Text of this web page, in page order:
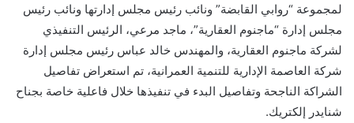
لمجموعة “روابي القابضة” ونائب رئيس مجلس إدارتها ونائب رئيس
مجلس إدارة “ماجنوم العقارية”، ماجد مرعي، الرئيس التنفيذي
لشركة ماجنوم العقارية، والمهندس خالد عباس رئيس مجلس إدارة
شركة العاصمة الإدارية للتنمية العمرانية، تم استعراض تفاصيل
الشراكة الناجحة وتفاصيل البدء في تنفيذها خلال فاعلية خاصة بجناح
شنايدر إلكتريك.